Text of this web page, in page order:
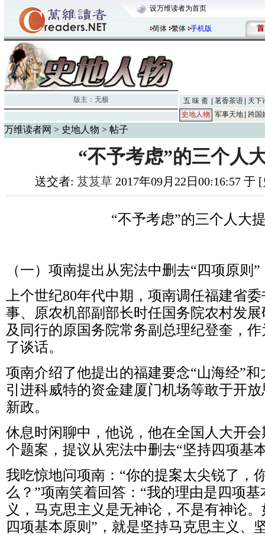
设万维读者为首页
简体 繁体 手机版 首
版主： 无极 五 味 斋 茗香茶语
天下
史地人物
军事天地 跨国
万维读者网 > 史地人物 > 帖子
“不予考虑”的三个人
送交者: 芨芨草 2017年09月22日00:16:57 于
“不予考虑”的三个人大
（一）项南提出从宪法中删去“四项原则 ”
上个世纪80年代中期，项南调任福建省
事、原农机部副部长时任国务院农村发
及同行的原国务院常务副总理纪登奎，
了谈话。
项南介绍了他提出的福建要念“山海经”和
引进科威特的资金建厦门机场等敢于开
新政。
休息时闲聊中，他说，他在全国人大开
个题案，提议从宪法中删去“坚持四项基
我吃惊地问项南： “你的提案太尖锐了，
么？ ”项南笑着回答： “我的理由是四项
义，马克思主义是无神论，不是有神论
四项基本原则 ” ，就是坚持马克思主义、